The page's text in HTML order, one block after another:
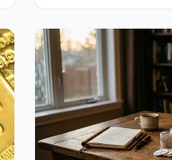
goud